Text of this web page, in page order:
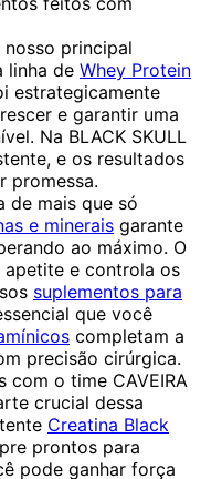
principal
linha de Whey Protein
estrategicamente
e garantir uma
Na BLACK SKULL
e os resultados
promessa.
de mais que só
e minerais garante
ao máximo. O
apetite e controla os
suplementos para
que você
completam a
precisão cirúrgica.
com o time CAVEIRA
crucial dessa
Creatina Black
prontos para
pode ganhar força